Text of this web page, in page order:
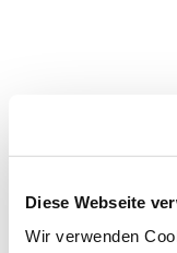
Diese Webseite
Wir verwenden